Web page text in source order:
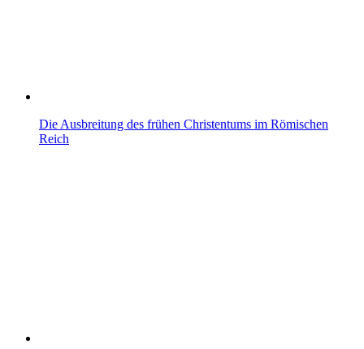
Die Ausbreitung des frühen Christentums im Römischen
Reich